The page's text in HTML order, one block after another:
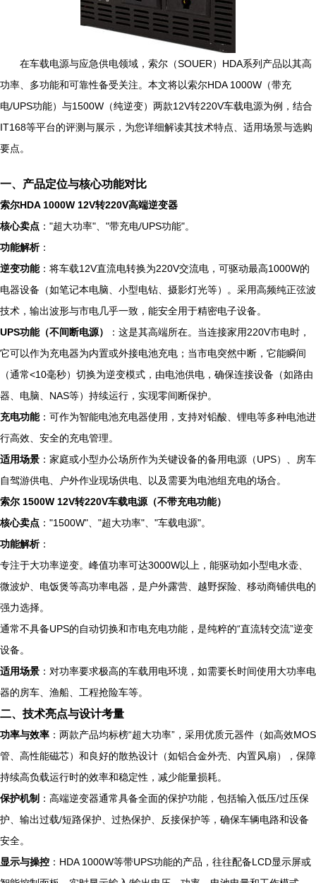
在车载电源与应急供电领域，索尔（SOUER）HDA系列产品以其高
功率、多功能和可靠性备受关注。本文将以索尔HDA 1000W（带充
电/UPS功能）与1500W（纯逆变）两款12V转220V车载电源为例，结合
IT168等平台的评测与展示，为您详细解读其技术特点、适用场景与选购
要点。
一、产品定位与核心功能对比
索尔HDA 1000W 12V转220V高端逆变器
核心卖点 ："超大功率"、"带充电/UPS功能"。
功能解析：
逆变功能：将车载12V直流电转换为220V交流电，可驱动最高1000W的
电器设备（如笔记本电脑、小型电钻、摄影灯光等）。采用高频纯正弦波
技术，输出波形与市电几乎一致，能安全用于精密电子设备。
UPS功能（不间断电源）
：这是其高端所在。当连接家用220V市电时，
它可以作为充电器为内置或外接电池充电；当市电突然中断，它能瞬间
（通常<10毫秒）切换为逆变模式，由电池供电，确保连接设备（如路由
器、电脑、NAS等）持续运行，实现零间断保护。
充电功能：可作为智能电池充电器使用，支持对铅酸、锂电等多种电池进
行高效、安全的充电管理。
适用场景 ：家庭或小型办公场所作为关键设备的备用电源（UPS）、房车
自驾游供电、户外作业现场供电、以及需要为电池组充电的场合。
索尔 1500W 12V转220V车载电源（不带充电功能）
核心卖点 ："1500W"、"超大功率"、"车载电源"。
功能解析：
专注于大功率逆变。峰值功率可达3000W以上，能驱动如小型电水壶、
微波炉、电饭煲等高功率电器，是户外露营、越野探险、移动商铺供电的
强力选择。
通常不具备UPS的自动切换和市电充电功能，是纯粹的“直流转交流”逆变
设备。
适用场景 ：对功率要求极高的车载用电环境，如需要长时间使用大功率电
器的房车、渔船、工程抢险车等。
二、技术亮点与设计考量
功率与效率 ：两款产品均标榜“超大功率”，采用优质元器件（如高效MOS
管、高性能磁芯）和良好的散热设计（如铝合金外壳、内置风扇），保障
持续高负载运行时的效率和稳定性，减少能量损耗。
保护机制 ：高端逆变器通常具备全面的保护功能，包括输入低压/过压保
护、输出过载/短路保护、过热保护、反接保护等，确保车辆电路和设备
安全。
显示与操控 ：HDA 1000W等带UPS功能的产品，往往配备LCD显示屏或